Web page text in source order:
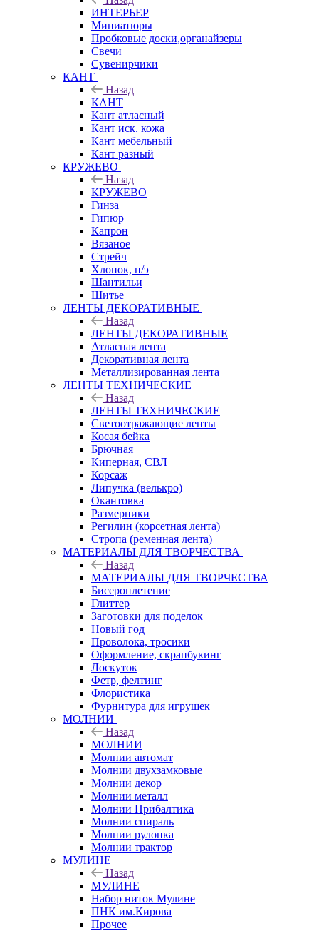
ИНТЕРЬЕР
Миниатюры
Пробковые доски,органайзеры
Свечи
Сувенирчики
КАНТ
Назад
КАНТ
Кант атласный
Кант иск. кожа
Кант мебельный
Кант разный
КРУЖЕВО
Назад
КРУЖЕВО
Гинза
Гипюр
Капрон
Вязаное
Стрейч
Хлопок, п/э
Шантильи
Шитье
ЛЕНТЫ ДЕКОРАТИВНЫЕ
Назад
ЛЕНТЫ ДЕКОРАТИВНЫЕ
Атласная лента
Декоративная лента
Металлизированная лента
ЛЕНТЫ ТЕХНИЧЕСКИЕ
Назад
ЛЕНТЫ ТЕХНИЧЕСКИЕ
Светоотражающие ленты
Косая бейка
Брючная
Киперная, СВЛ
Корсаж
Липучка (велькро)
Окантовка
Размерники
Регилин (корсетная лента)
Стропа (ременная лента)
МАТЕРИАЛЫ ДЛЯ ТВОРЧЕСТВА
Назад
МАТЕРИАЛЫ ДЛЯ ТВОРЧЕСТВА
Бисероплетение
Глиттер
Заготовки для поделок
Новый год
Проволока, тросики
Оформление, скрапбукинг
Лоскуток
Фетр, фелтинг
Флористика
Фурнитура для игрушек
МОЛНИИ
Назад
МОЛНИИ
Молнии автомат
Молнии двухзамковые
Молнии декор
Молнии металл
Молнии Прибалтика
Молнии спираль
Молнии рулонка
Молнии трактор
МУЛИНЕ
Назад
МУЛИНЕ
Набор ниток Мулине
ПНК им.Кирова
Прочее